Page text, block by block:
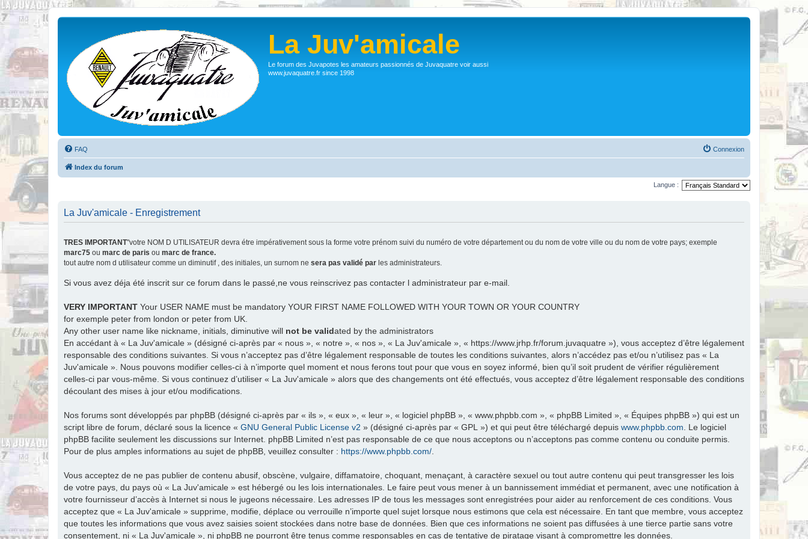
La Juv'amicale
Le forum des Juvapotes les amateurs passionnés de Juvaquatre voir aussi
www.juvaquatre.fr since 1998
FAQ Connexion
Index du forum
Langue :
La Juv'amicale - Enregistrement
TRES IMPORTANT"votre NOM D UTILISATEUR devra étre impérativement sous la forme votre prénom suivi du numéro de votre département ou du nom de votre ville ou du nom de votre pays; exemple
marc75 ou marc de paris ou marc de france.
tout autre nom d utilisateur comme un diminutif , des initiales, un surnom ne sera pas validé par les administrateurs.
Si vous avez déja été inscrit sur ce forum dans le passé,ne vous reinscrivez pas contacter l administrateur par e-mail.
VERY IMPORTANT Your USER NAME must be mandatory YOUR FIRST NAME FOLLOWED WITH YOUR TOWN OR YOUR COUNTRY
for exemple peter from london or peter from UK.
Any other user name like nickname, initials, diminutive will not be validated by the administrators
En accédant à « La Juv'amicale » (désigné ci-après par « nous », « notre », « nos », « La Juv'amicale », « https://www.jrhp.fr/forum.juvaquatre »), vous acceptez d’être légalement
responsable des conditions suivantes. Si vous n’acceptez pas d’être légalement responsable de toutes les conditions suivantes, alors n’accédez pas et/ou n’utilisez pas « La
Juv'amicale ». Nous pouvons modifier celles-ci à n’importe quel moment et nous ferons tout pour que vous en soyez informé, bien qu’il soit prudent de vérifier régulièrement
celles-ci par vous-même. Si vous continuez d’utiliser « La Juv'amicale » alors que des changements ont été effectués, vous acceptez d’être légalement responsable des conditions
découlant des mises à jour et/ou modifications.
Nos forums sont développés par phpBB (désigné ci-après par « ils », « eux », « leur », « logiciel phpBB », « www.phpbb.com », « phpBB Limited », « Équipes phpBB ») qui est un
script libre de forum, déclaré sous la licence « GNU General Public License v2 » (désigné ci-après par « GPL ») et qui peut être téléchargé depuis www.phpbb.com . Le logiciel
phpBB facilite seulement les discussions sur Internet. phpBB Limited n’est pas responsable de ce que nous acceptons ou n’acceptons pas comme contenu ou conduite permis.
Pour de plus amples informations au sujet de phpBB, veuillez consulter : https://www.phpbb.com/
Vous acceptez de ne pas publier de contenu abusif, obscène, vulgaire, diffamatoire, choquant, menaçant, à caractère sexuel ou tout autre contenu qui peut transgresser les lois
de votre pays, du pays où « La Juv'amicale » est hébergé ou les lois internationales. Le faire peut vous mener à un bannissement immédiat et permanent, avec une notification à
votre fournisseur d’accès à Internet si nous le jugeons nécessaire. Les adresses IP de tous les messages sont enregistrées pour aider au renforcement de ces conditions. Vous
acceptez que « La Juv'amicale » supprime, modifie, déplace ou verrouille n’importe quel sujet lorsque nous estimons que cela est nécessaire. En tant que membre, vous acceptez
que toutes les informations que vous avez saisies soient stockées dans notre base de données. Bien que ces informations ne soient pas diffusées à une tierce partie sans votre
consentement, ni « La Juv'amicale », ni phpBB ne pourront être tenus comme responsables en cas de tentative de piratage visant à compromettre les données.